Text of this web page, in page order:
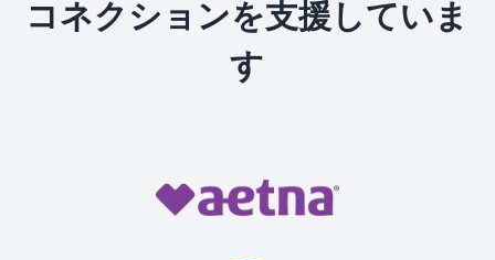
コネクションを支援していま
す